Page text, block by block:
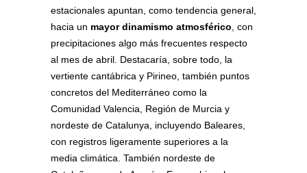
estacionales apuntan, como tendencia general,
hacia un mayor dinamismo atmosférico , con
precipitaciones algo más frecuentes respecto
al mes de abril. Destacaría, sobre todo, la
vertiente cantábrica y Pirineo, también puntos
concretos del Mediterráneo como la
Comunidad Valencia, Región de Murcia y
nordeste de Catalunya, incluyendo Baleares,
con registros ligeramente superiores a la
media climática. También nordeste de